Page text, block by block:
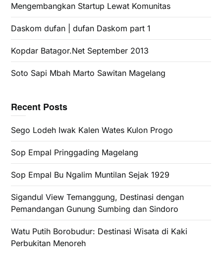
Mengembangkan Startup Lewat Komunitas
Daskom dufan | dufan Daskom part 1
Kopdar Batagor.Net September 2013
Soto Sapi Mbah Marto Sawitan Magelang
Recent Posts
Sego Lodeh Iwak Kalen Wates Kulon Progo
Sop Empal Pringgading Magelang
Sop Empal Bu Ngalim Muntilan Sejak 1929
Sigandul View Temanggung, Destinasi dengan
Pemandangan Gunung Sumbing dan Sindoro
Watu Putih Borobudur: Destinasi Wisata di Kaki
Perbukitan Menoreh